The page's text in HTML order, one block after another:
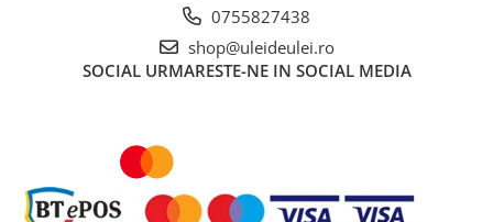
0755827438
shop@uleideulei.ro
SOCIAL URMARESTE-NE IN SOCIAL MEDIA